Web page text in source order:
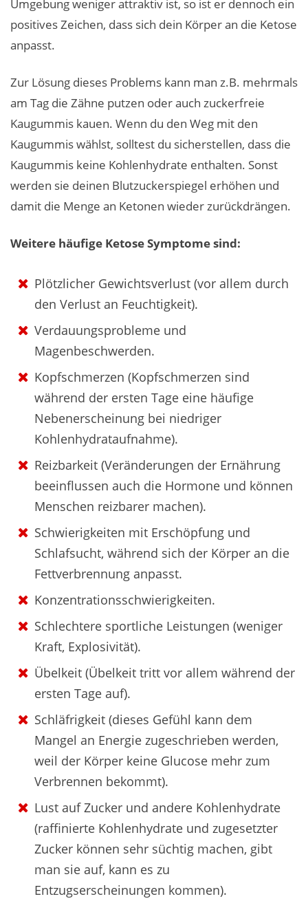
Umgebung weniger attraktiv ist, so ist er dennoch ein
positives Zeichen, dass sich dein Körper an die Ketose
anpasst.
Zur Lösung dieses Problems kann man z.B. mehrmals
am Tag die Zähne putzen oder auch zuckerfreie
Kaugummis kauen. Wenn du den Weg mit den
Kaugummis wählst, solltest du sicherstellen, dass die
Kaugummis keine Kohlenhydrate enthalten. Sonst
werden sie deinen Blutzuckerspiegel erhöhen und
damit die Menge an Ketonen wieder zurückdrängen.
Weitere häufige Ketose Symptome sind:
Plötzlicher Gewichtsverlust (vor allem durch
den Verlust an Feuchtigkeit).
Verdauungsprobleme und
Magenbeschwerden.
Kopfschmerzen (Kopfschmerzen sind
während der ersten Tage eine häufige
Nebenerscheinung bei niedriger
Kohlenhydrataufnahme).
Reizbarkeit (Veränderungen der Ernährung
beeinflussen auch die Hormone und können
Menschen reizbarer machen).
Schwierigkeiten mit Erschöpfung und
Schlafsucht, während sich der Körper an die
Fettverbrennung anpasst.
Konzentrationsschwierigkeiten.
Schlechtere sportliche Leistungen (weniger
Kraft, Explosivität).
Übelkeit (Übelkeit tritt vor allem während der
ersten Tage auf).
Schläfrigkeit (dieses Gefühl kann dem
Mangel an Energie zugeschrieben werden,
weil der Körper keine Glucose mehr zum
Verbrennen bekommt).
Lust auf Zucker und andere Kohlenhydrate
(raffinierte Kohlenhydrate und zugesetzter
Zucker können sehr süchtig machen, gibt
man sie auf, kann es zu
Entzugserscheinungen kommen).